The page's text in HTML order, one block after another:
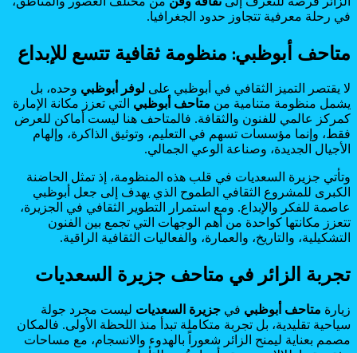
في رحلة معرفية تتجاوز حدود الجغرافيا.
متاحف أبوظبي: منظومة ثقافية تتسع للإبداع
لا يقتصر التميز الثقافي في أبوظبي على لوفر أبوظبي وحده، بل
يشمل منظومة متنامية من متاحف أبوظبي التي تعزز مكانة الإمارة
كمركز عالمي للفنون والثقافة. فالمتاحف هنا ليست أماكن للعرض
فقط، وإنما مؤسسات تسهم في التعليم، وتوثيق الذاكرة، وإلهام
الأجيال الجديدة، وصناعة الوعي الجمالي.
وتأتي جزيرة السعديات في قلب هذه المنظومة، إذ تمثل الحاضنة
الكبرى للمشروع الثقافي الطموح الذي يهدف إلى جعل أبوظبي
عاصمة للفكر والإبداع. ومع استمرار التطوير الثقافي في الجزيرة،
تتعزز مكانتها كواحدة من أهم الوجهات التي تجمع بين الفنون
التشكيلية، والتاريخ، والعمارة، والفعاليات الثقافية الراقية.
تجربة الزائر في متاحف جزيرة السعديات
زيارة متاحف أبوظبي في جزيرة السعديات ليست مجرد جولة
سياحية تقليدية، بل تجربة متكاملة تبدأ منذ اللحظة الأولى. فالمكان
مصمم بعناية ليمنح الزائر شعوراً بالهدوء والانسجام، مع مساحات